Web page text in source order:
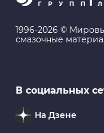
Детали
заднего
GRASS
1996-2026 ©
смазочные
В социальных
На Дзене